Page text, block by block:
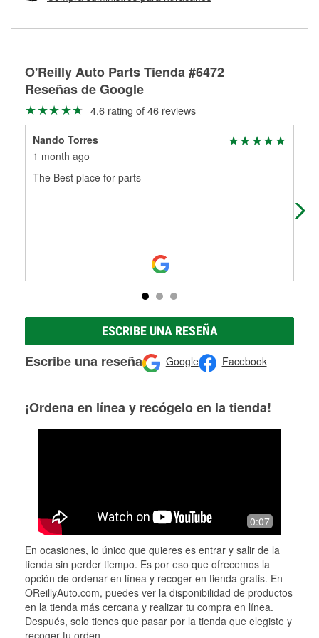
partes de reemplazo correctas para tu reparación.
O'Reilly Auto Parts Tienda #6472
Reseñas de Google
4.6 rating of 46 reviews
Nando Torres
1 month ago
The Best place for parts
ESCRIBE UNA RESEÑA
Escribe una reseña Google Facebook
¡Ordena en línea y recógelo en la tienda!
0:07
En ocasiones, lo único que quieres es entrar y salir de la
tienda sin perder tiempo. Es por eso que ofrecemos la
opción de ordenar en línea y recoger en tienda gratis. En
OReillyAuto.com, puedes ver la disponibilidad de productos
en la tienda más cercana y realizar tu compra en línea.
Después, solo tienes que pasar por la tienda que elegiste y
recoger tu orden.